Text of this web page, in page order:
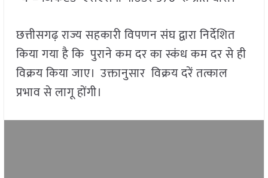
छत्तीसगढ़ राज्य सहकारी विपणन संघ द्वारा निर्देशित
किया गया है कि पुराने कम दर का स्कंध कम दर से ही
विक्रय किया जाए। उक्तानुसार विक्रय दरें तत्काल
प्रभाव से लागू होंगी।